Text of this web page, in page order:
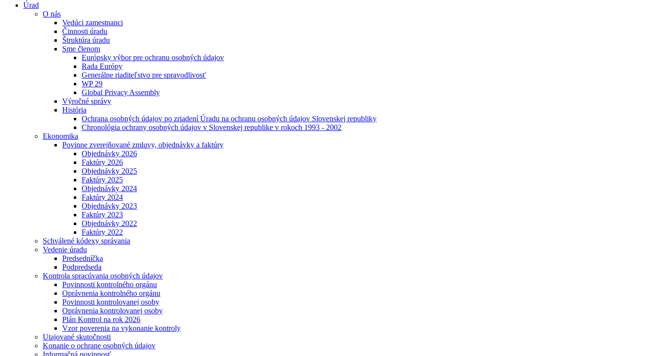
Úrad
O nás
Vedúci zamestnanci
Činnosti úradu
Štruktúra úradu
Sme členom
Európsky výbor pre ochranu osobných údajov
Rada Európy
Generálne riaditeľstvo pre spravodlivosť
WP 29
Global Privacy Assembly
Výročné správy
História
Ochrana osobných údajov po zriadení Úradu na ochranu osobných údajov Slovenskej republiky
Chronológia ochrany osobných údajov v Slovenskej republike v rokoch 1993 - 2002
Ekonomika
Povinne zverejňované zmluvy, objednávky a faktúry
Objednávky 2026
Faktúry 2026
Objednávky 2025
Faktúry 2025
Objednávky 2024
Faktúry 2024
Objednávky 2023
Faktúry 2023
Objednávky 2022
Faktúry 2022
Schválené kódexy správania
Vedenie úradu
Predsedníčka
Podpredseda
Kontrola spracúvania osobných údajov
Povinnosti kontrolného orgánu
Oprávnenia kontrolného orgánu
Povinnosti kontrolovanej osoby
Oprávnenia kontrolovanej osoby
Plán Kontrol na rok 2026
Vzor poverenia na vykonanie kontroly
Utajované skutočnosti
Konanie o ochrane osobných údajov
Informačná povinnosť